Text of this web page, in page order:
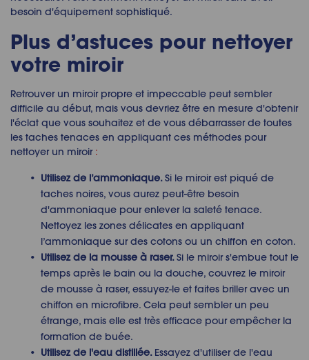
besoin d'équipement sophistiqué.
Plus d’astuces pour nettoyer
votre miroir
Retrouverun miroir propre et impeccable peut sembler
difficile au début, mais vous devriez être en mesure d'obtenir
l'éclat que vous souhaitez et de vous débarrasser de toutes
les taches tenaces en appliquant ces méthodes pour
nettoyer un miroir :
Utilisez de l’ammoniaque.Si le miroir est piqué de
taches noires, vous aurez peut-être besoin
d'ammoniaque pour enlever la saleté tenace.
Nettoyez les zones délicates en appliquant
l’ammoniaque sur des cotons ou un chiffon en coton.
Utilisez de la mousse à raser.Si le miroir s'embue tout le
temps après le bain ou la douche, couvrez le miroir
de mousse à raser, essuyez-le et faites briller avec un
chiffon en microfibre. Cela peut sembler un peu
étrange, mais elle est très efficace pour empêcher la
formation de buée.
Utilisez de l'eau distillée. Essayez d'utiliser de l'eau